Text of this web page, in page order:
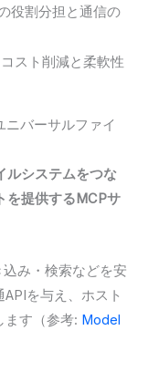
役割分担と通信の
スト削減と柔軟性
バーサルファイ
ルシステムをつな
を提供するMCPサ
み・検索などを安
を与え、ホスト
ます（参考: Model